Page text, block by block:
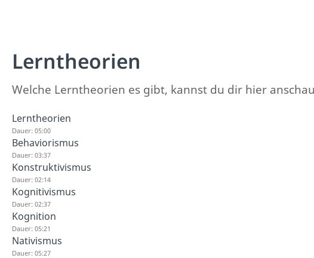
Lerntheorien
Welche Lerntheorien es gibt, kannst du dir hier
Lerntheorien
Dauer: 05:00
Behaviorismus
Dauer: 03:37
Konstruktivismus
Dauer: 02:14
Kognitivismus
Dauer: 02:37
Kognition
Dauer: 05:21
Nativismus
Dauer: 05:27